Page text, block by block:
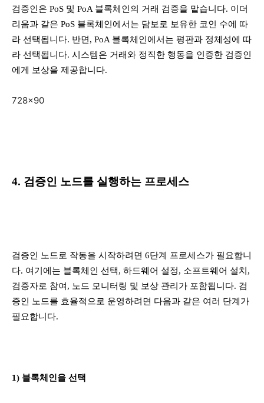
검증인은 PoS 및 PoA 블록체인의 거래 검증을 맡습니다. 이더
리움과 같은 PoS 블록체인에서는 담보로 보유한 코인 수에 따
라 선택됩니다. 반면, PoA 블록체인에서는 평판과 정체성에 따
라 선택됩니다. 시스템은 거래와 정직한 행동을 인증한 검증인
에게 보상을 제공합니다.
728×90
4. 검증인 노드를 실행하는 프로세스
검증인 노드로 작동을 시작하려면 6단계 프로세스가 필요합니
다. 여기에는 블록체인 선택, 하드웨어 설정, 소프트웨어 설치,
검증자로 참여, 노드 모니터링 및 보상 관리가 포함됩니다. 검
증인 노드를 효율적으로 운영하려면 다음과 같은 여러 단계가
필요합니다.
1) 블록체인을 선택